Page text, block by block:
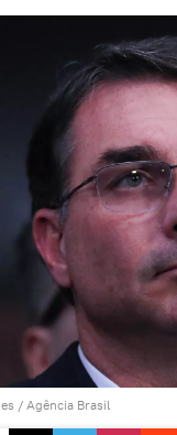
/ Agência Brasil